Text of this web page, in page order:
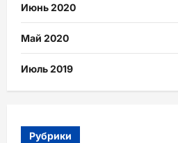
Июнь 2020
Май 2020
Июль 2019
Рубрики